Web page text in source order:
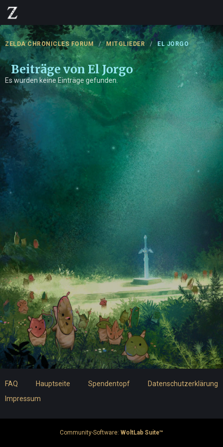
ZELDA CHRONICLES FORUM MITGLIEDER EL JORGO
Beiträge von El Jorgo
Es wurden keine Einträge gefunden.
FAQ Hauptseite Spendentopf
Datenschutzerklärung
Impressum
Community-Software: WoltLab Suite™